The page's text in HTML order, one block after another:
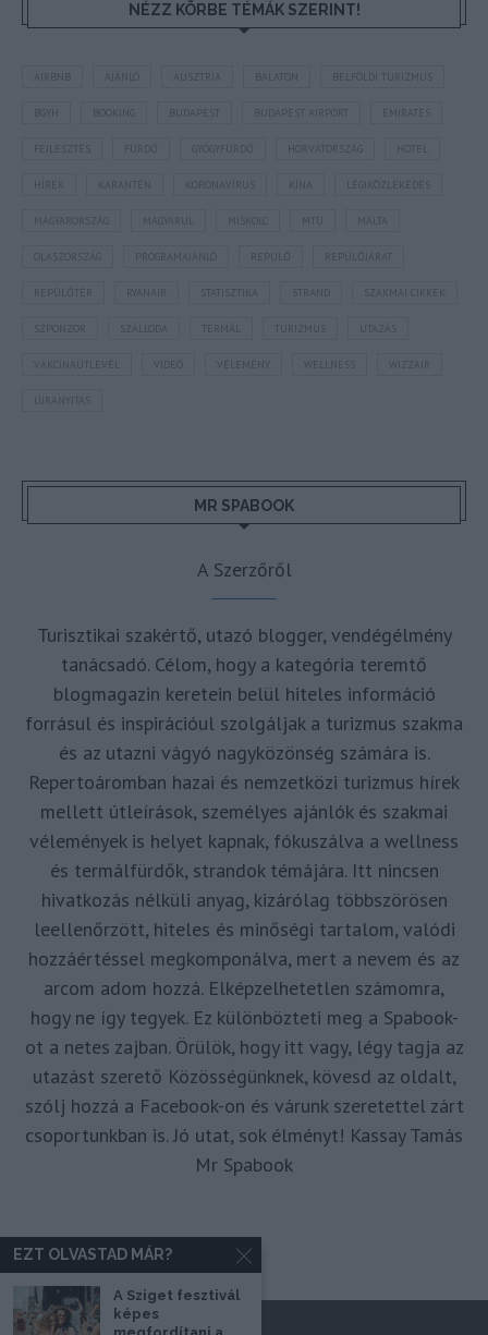
NÉZZ KÖRBE TÉMÁK SZERINT!
AUSZTRIA BALATON BELFÖLDI TURIZMUS
BUDAPEST BUDAPEST AIRPORT EMIRATES
FEJLESZTÉS HORVÁTORSZÁG HOTEL
KARANTÉN LÉGIKÖZLEKEDÉS
MAGYARORSZÁG MTÜ MÁLTA
OLASZORSZÁG REPÜLŐJÁRAT
REPÜLŐTÉR STATISZTIKA STRAND SZAKMAI CIKKEK
SZPONZOR SZÁLLODA TERMÁL TURIZMUS UTAZÁS
VAKCINAÚTLEVÉL WIZZAIR
ÚJRANYITÁS
MR SPABOOK
A Szerzőről
Turisztikai szakértő, utazó blogger, vendégélmény
tanácsadó. Célom, hogy a kategória teremtő
blogmagazin keretein belül hiteles információ
forrásul és inspirációul szolgáljak a turizmus szakma
és az utazni vágyó nagyközönség számára is.
Repertoáromban hazai és nemzetközi turizmus hírek
mellett útleírások, személyes ajánlók és szakmai
vélemények is helyet kapnak, fókuszálva a wellness
és termálfürdők, strandok témájára. Itt nincsen
hivatkozás nélküli anyag, kizárólag többszörösen
leellenőrzött, hiteles és minőségi tartalom, valódi
hozzáértéssel megkomponálva, mert a nevem és az
arcom adom hozzá. Elképzelhetetlen számomra,
hogy ne így tegyek. Ez különbözteti meg a Spabook-
ot a netes zajban. Örülök, hogy itt vagy, légy tagja az
utazást szerető Közösségünknek, kövesd az oldalt,
szólj hozzá a Facebook-on és várunk szeretettel zárt
csoportunkban is. Jó utat, sok élményt! Kassay Tamás
Mr Spabook
EZT OLVASTAD MÁR?
A Sziget fesztivál
képes